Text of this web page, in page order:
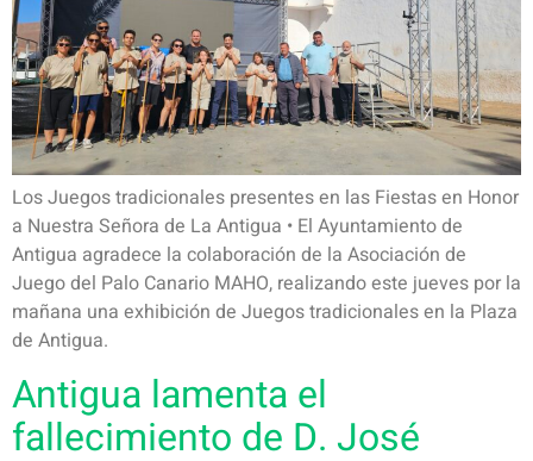
Los Juegos tradicionales presentes en las Fiestas en Honor
a Nuestra Señora de La Antigua • El Ayuntamiento de
Antigua agradece la colaboración de la Asociación de
Juego del Palo Canario MAHO, realizando este jueves por la
mañana una exhibición de Juegos tradicionales en la Plaza
de Antigua.
Antigua lamenta el
fallecimiento de D. José